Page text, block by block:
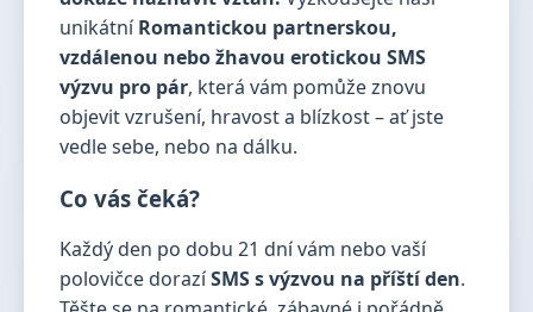
unikátníRomantickou partnerskou,
vzdálenou nebo žhavou erotickou SMS
výzvu pro pár, která vám pomůže znovu
objevit vzrušení, hravost a blízkost – ať jste
vedle sebe, nebo na dálku.
Co vás čeká?
Každý den po dobu 21 dní vám nebo vaší
polovičce dorazíSMS s výzvou na příští den.